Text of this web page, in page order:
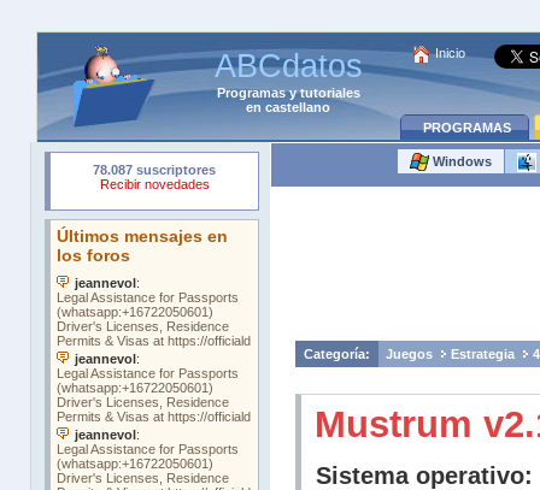
ABCdatos
Programasytutoriales
en castellano
Inicio
PROGRAMAS
Windows
Categoría: Juegos Estrategia
Mustrum
Sistema operativo: